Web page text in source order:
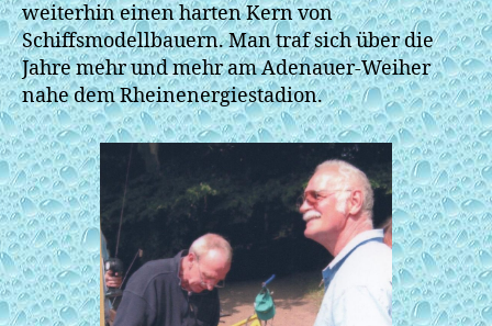
weiterhin einen harten Kern von
Schiffsmodellbauern. Man traf sich über die
Jahre mehr und mehr am Adenauer-Weiher
nahe dem Rheinenergiestadion.